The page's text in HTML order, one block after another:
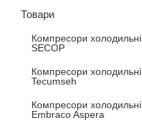
Товари
Компресори холодильні
SECOP
Компресори холодильні
Tecumseh
Компресори холодильні
Embraco Aspera